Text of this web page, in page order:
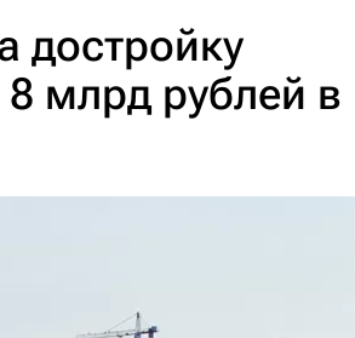
достройку
млрд рублей в